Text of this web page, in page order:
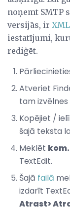
noņemt SMTP
versijās, ir XML
iestatījumi,
rediģēt.
Atveriet
tam
Kopējiet /
šajā teksta
Meklēt kom.
TextEdit.
Šajā failā
izdarīt
Atrast>